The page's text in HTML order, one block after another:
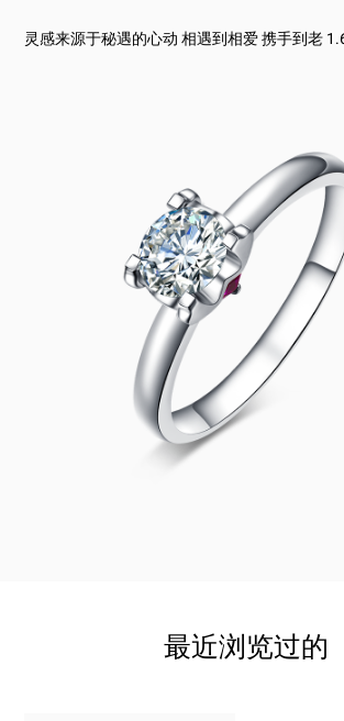
灵感来源于秘遇的心动 相遇到相爱 携手到老
最近浏览过的